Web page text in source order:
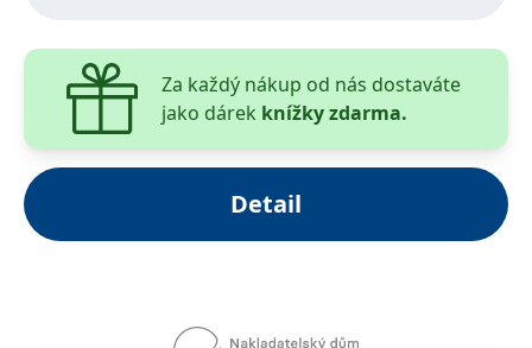
Za každý nákup od nás dostaváte
jako dárek knížky zdarma.
Detail